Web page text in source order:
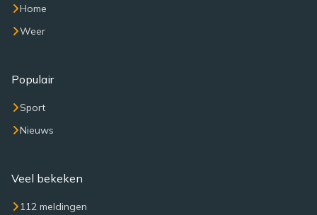
Home
Weer
Populair
Sport
Nieuws
Veel bekeken
112 meldingen